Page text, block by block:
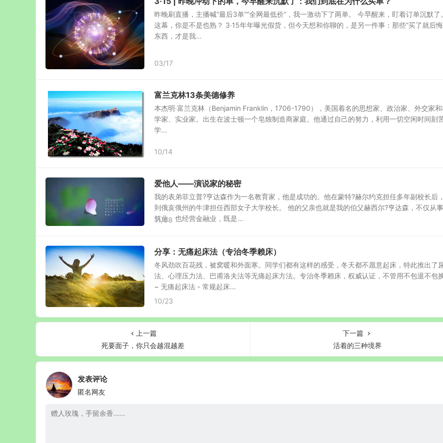
昨晚刷直播，主播喊“最后3单”“全网最低价”，我一激动下了两单。 今早醒来，盯着订单沉默了。
这幕，你是不是也熟？ 3·15年年曝光假货，但今天想和你聊的，是另一件事：那些“买了就后悔
东西，才是我...
03/17
富兰克林13条美德修养
本杰明·富兰克林（Benjamin Franklin，1706-1790），美国着名的思想家、政治家、外交家
学家、实业家。出生在波士顿一个皂烛制造商家庭。他通过自己的努力，利用一切空闲时间刻
学...
10/14
爱他人――演说家的秘密
我的表弟菲立普?亨达森作为一名教育家，他是成功的。他在蒙特?赫尔约克担任多年副校长后
到俄亥俄州的牛津担任西部女子大学校长。 他的父亲也就是我的伯父赫西尔?亨达森，不仅从
筑业，也经营金融业，既是...
11/08
分享：无痛起床法（专治冬季赖床）
冬风劲吹百花残，被窝暖和外面寒。同学们都有这样的感受，冬天都不愿意起床，特此推出了
法、心理压力法、巴甫洛夫法等无痛起床方法。专治冬季赖床，权威认证，不管用不包退不包
~ 无痛起床法 - 常规起床...
10/23
上一篇
死要面子，你只会越混越差
下一篇
活着的三种境界
发表评论
匿名网友